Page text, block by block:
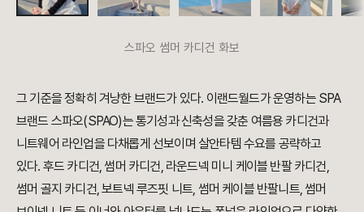
스파오 썸머 카디건 화보
그 기준을 정확히 겨냥한 브랜드가 있다. 이랜드월드가 운영하는 SPA
브랜드 스파오(SPAO)는 통기성과 신축성을 갖춘 여름용 카디건과
니트웨어 라인업을 다채롭게 선보이며 살안타템 수요를 공략하고
있다. 후드 카디건, 썸머 카디건, 라운드넥 미니 케이블 반팔 카디건,
썸머 골지 카디건, 보트넥 루즈핏 니트, 썸머 케이블 반팔니트, 썸머